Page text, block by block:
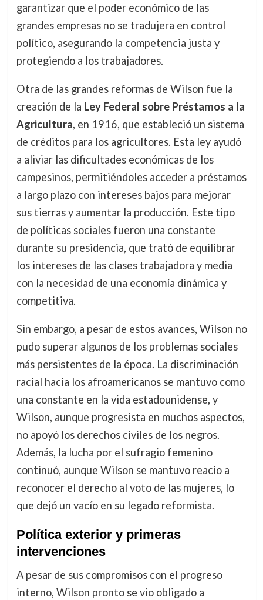
garantizar que el poder económico de las
grandes empresas no se tradujera en control
político, asegurando la competencia justa y
protegiendo a los trabajadores.
Otra de las grandes reformas de Wilson fue la
creación de la Ley Federal sobre Préstamos a la
Agricultura, en 1916, que estableció un sistema
de créditos para los agricultores. Esta ley ayudó
a aliviar las dificultades económicas de los
campesinos, permitiéndoles acceder a préstamos
a largo plazo con intereses bajos para mejorar
sus tierras y aumentar la producción. Este tipo
de políticas sociales fueron una constante
durante su presidencia, que trató de equilibrar
los intereses de las clases trabajadora y media
con la necesidad de una economía dinámica y
competitiva.
Sin embargo, a pesar de estos avances, Wilson no
pudo superar algunos de los problemas sociales
más persistentes de la época. La discriminación
racial hacia los afroamericanos se mantuvo como
una constante en la vida estadounidense, y
Wilson, aunque progresista en muchos aspectos,
no apoyó los derechos civiles de los negros.
Además, la lucha por el sufragio femenino
continuó, aunque Wilson se mantuvo reacio a
reconocer el derecho al voto de las mujeres, lo
que dejó un vacío en su legado reformista.
Política exterior y primeras
intervenciones
A pesar de sus compromisos con el progreso
interno, Wilson pronto se vio obligado a